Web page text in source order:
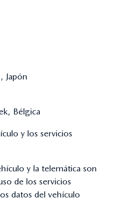
Japón
Bélgica
y los servicios
y la telemática son
de los servicios
datos del vehículo